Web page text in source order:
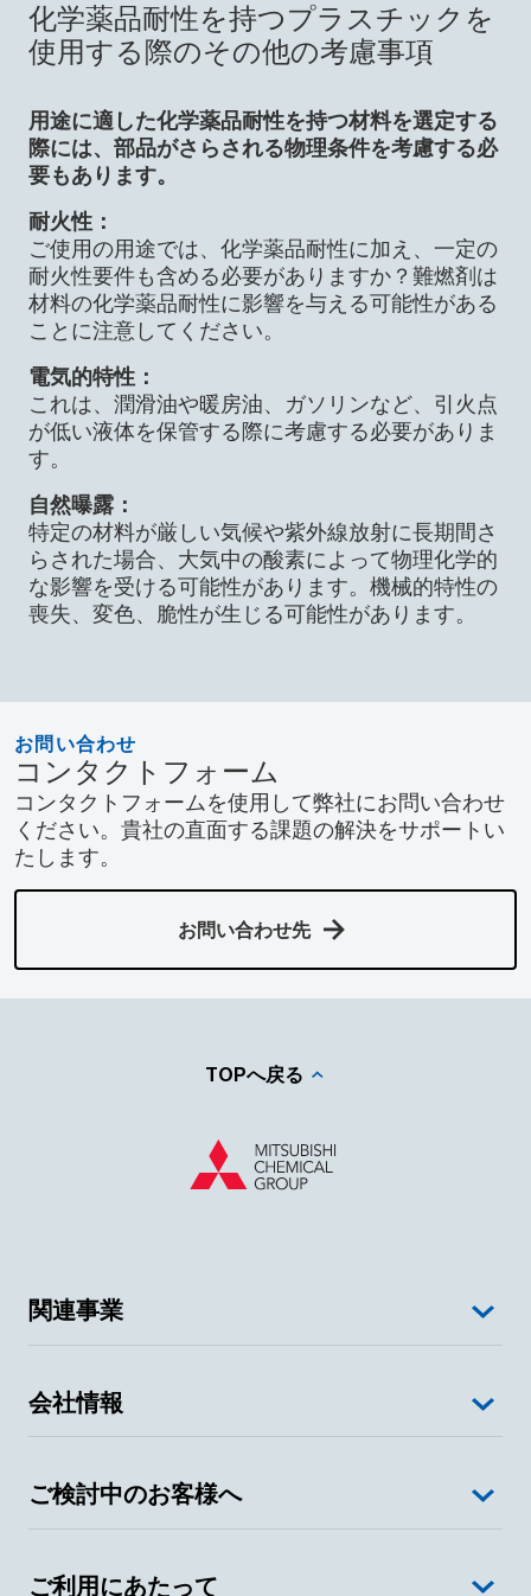
化学薬品耐性を持つプラスチックを
使用する際のその他の考慮事項
用途に適した化学薬品耐性を持つ材料を選定する
際には、部品がさらされる物理条件を考慮する必
要もあります。
耐火性：
ご使用の用途では、化学薬品耐性に加え、一定の
耐火性要件も含める必要がありますか？難燃剤は
材料の化学薬品耐性に影響を与える可能性がある
ことに注意してください。
電気的特性：
これは、潤滑油や暖房油、ガソリンなど、引火点
が低い液体を保管する際に考慮する必要がありま
す。
自然曝露：
特定の材料が厳しい気候や紫外線放射に長期間さ
らされた場合、大気中の酸素によって物理化学的
な影響を受ける可能性があります。機械的特性の
喪失、変色、脆性が生じる可能性があります。
お問い合わせ
コンタクトフォーム
コンタクトフォームを使用して弊社にお問い合わせ
ください。貴社の直面する課題の解決をサポートい
たします。
お問い合わせ先
TOPへ戻る
関連事業
会社情報
ご検討中のお客様へ
ご利用にあたって